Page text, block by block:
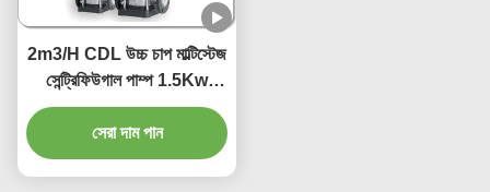
2m3/H CDL উচ্চ চাপ মাল্টিস্টেজ
সেন্ট্রিফিউগাল পাম্প 1.5Kw
380V 415V 220V
সেরা দাম পান